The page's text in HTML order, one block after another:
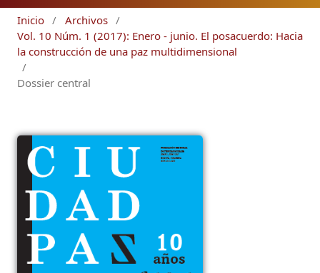
Inicio / Archivos /
Vol. 10 Núm. 1 (2017): Enero - junio. El posacuerdo: Hacia
la construcción de una paz multidimensional
/
Dossier central